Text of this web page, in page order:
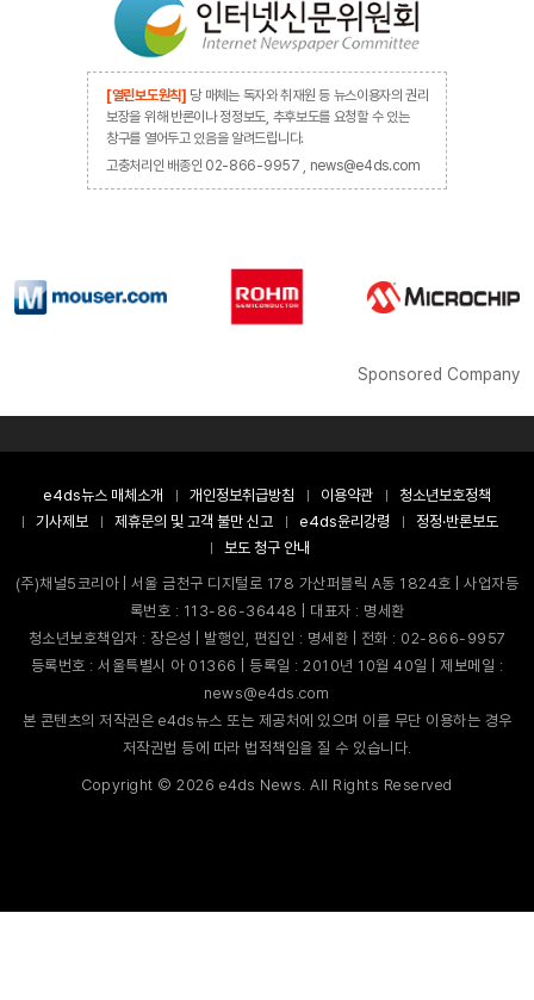
[열린보도원칙] 당 매체는 독자와 취재원 등 뉴스이용자의 권리
보장을 위해 반론이나 정정보도, 추후보도를 요청할 수 있는
창구를 열어두고 있음을 알려드립니다.
고충처리인 배종인 02-866-9957 , news@e4ds.com
Sponsored Company
e4ds뉴스 매체소개 개인정보취급방침 이용약관
청소년보호정책
기사제보
제휴문의 및 고객 불만 신고 e4ds윤리강령
정정·반론보도
보도 청구 안내
(주)채널5코리아 | 서울 금천구 디지털로 178 가산퍼블릭 A동 1824호 | 사업자등
록번호 : 113-86-36448 | 대표자 : 명세환
청소년보호책임자 : 장은성 | 발행인, 편집인 : 명세환 | 전화 : 02-866-9957
등록번호 : 서울특별시 아 01366 | 등록일 : 2010년 10월 40일 | 제보메일 :
news@e4ds.com
본 콘텐츠의 저작권은 e4ds뉴스 또는 제공처에 있으며 이를 무단 이용하는 경우
저작권법 등에 따라 법적책임을 질 수 있습니다.
Copyright ©2026 e4ds News. All Rights Reserved